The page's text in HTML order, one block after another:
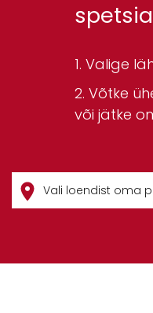
Valige
Võtke
või jätke